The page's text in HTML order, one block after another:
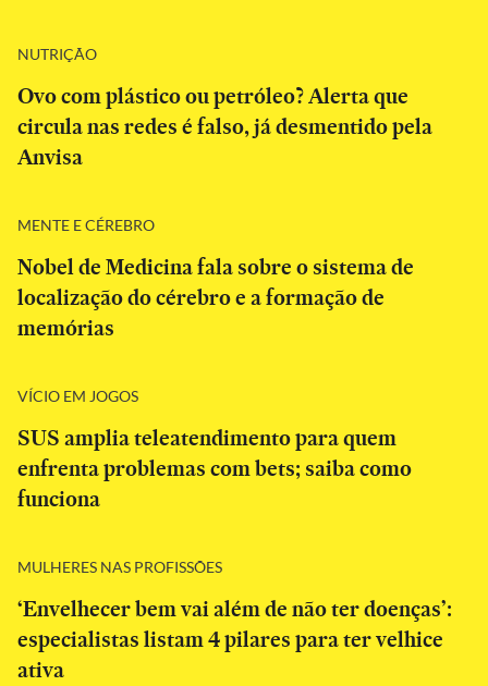
NUTRIÇÃO
Ovo com plástico ou petróleo? Alerta que
circula nas redes é falso, já desmentido pela
Anvisa
MENTE E CÉREBRO
Nobel de Medicina fala sobre o sistema de
localização do cérebro e a formação de
memórias
VÍCIO EM JOGOS
SUS amplia teleatendimento para quem
enfrenta problemas com bets; saiba como
funciona
MULHERES NAS PROFISSÕES
‘Envelhecer bem vai além de não ter doenças’:
especialistas listam 4 pilares para ter velhice
ativa